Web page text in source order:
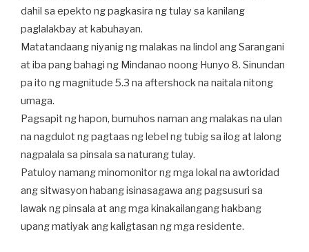
dahil sa epekto ng pagkasira ng tulay sa kanilang
paglalakbay at kabuhayan.
Matatandaang niyanig ng malakas na lindol ang Sarangani
at iba pang bahagi ng Mindanao noong Hunyo 8. Sinundan
pa ito ng magnitude 5.3 na aftershock na naitala nitong
umaga.
Pagsapit ng hapon, bumuhos naman ang malakas na ulan
na nagdulot ng pagtaas ng lebel ng tubig sa ilog at lalong
nagpalala sa pinsala sa naturang tulay.
Patuloy namang minomonitor ng mga lokal na awtoridad
ang sitwasyon habang isinasagawa ang pagsusuri sa
lawak ng pinsala at ang mga kinakailangang hakbang
upang matiyak ang kaligtasan ng mga residente.